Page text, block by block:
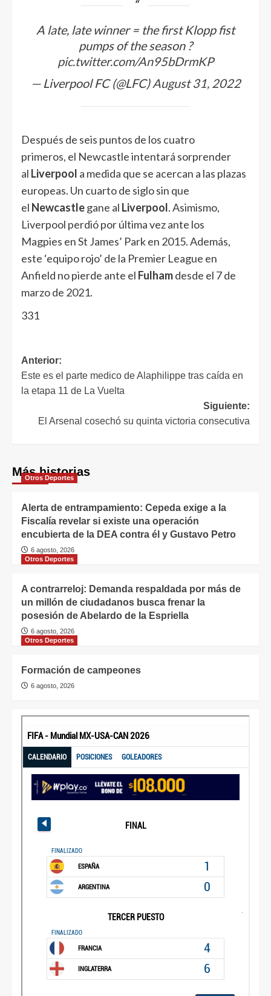
A late, late winner = the first Klopp fist
pumps of the season ?
pic.twitter.com/An95bDrmKP
— Liverpool FC (@LFC)August 31, 2022
Después de seis puntos de los cuatro
primeros, el Newcastle intentará sorprender
al Liverpool a medida que se acercan a las plazas
europeas. Un cuarto de siglo sin que
el Newcastlegane al Liverpool. Asimismo,
Liverpool perdió por última vez ante los
Magpies en St James’ Park en 2015. Además,
este ‘equipo rojo’ de la Premier League en
Anfield no pierde ante el Fulhamdesde el 7 de
marzo de 2021.
331
Anterior:
Este es el parte medico de Alaphilippe tras caída en
la etapa 11 de La Vuelta
Siguiente:
El Arsenal cosechó su quinta victoria consecutiva
Más historias
Otros Deportes
Alerta de entrampamiento: Cepeda exige a la
Fiscalía revelar si existe una operación
encubierta de la DEA contra él y Gustavo Petro
6 agosto, 2026
Otros Deportes
A contrarreloj: Demanda respaldada por más de
un millón de ciudadanos busca frenar la
posesión de Abelardo de la Espriella
6 agosto, 2026
Otros Deportes
Formación de campeones
6 agosto, 2026